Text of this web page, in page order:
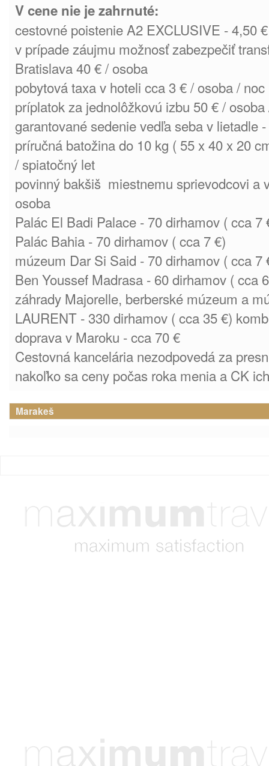
V cene nie je zahrnuté:
cestovné poistenie A2 EXCLUSIVE - 4,50
v prípade záujmu možnosť zabezpečiť
Bratislava 40 € / osoba
pobytová taxa v hoteli cca 3 € / osoba /
príplatok za jednolôžkovú izbu 50 € / osoba
garantované sedenie vedľa seba v lietadle
príručná batožina do 10 kg ( 55 x 40 x 20
/ spiatočný let
povinný bakšiš miestnemu sprievodcovi a
osoba
Palác El Badi Palace - 70 dirhamov ( cca 7
Palác Bahia - 70 dirhamov ( cca 7 €)
múzeum Dar Si Said - 70 dirhamov ( cca 7
Ben Youssef Madrasa - 60 dirhamov ( cca
záhrady Majorelle, berberské múzeum a
LAURENT - 330 dirhamov ( cca 35 €)
doprava v Maroku - cca 70 €
Cestovná kancelária nezodpovedá za
nakoľko sa ceny počas roka menia a CK
Marakeš